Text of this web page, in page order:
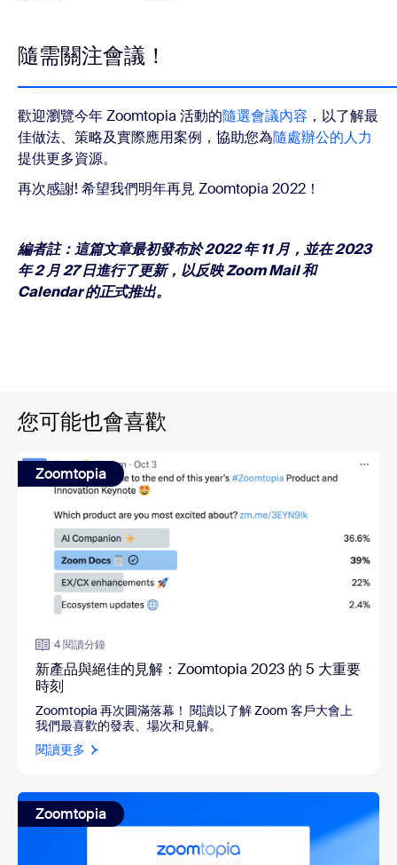
隨需關注會議！
歡迎瀏覽今年 Zoomtopia 活動的隨選會議內容 ，以了解最
佳做法、策略及實際應用案例，協助您為隨處辦公的人力
提供更多資源。
再次感謝! 希望我們明年再見 Zoomtopia 2022！
編者註：這篇文章最初發布於 2022 年 11 月，並在 2023
年 2 月 27 日進行了更新，以反映 Zoom Mail 和
Calendar 的正式推出。
您可能也會喜歡
Zoomtopia
4 閱讀分鐘
新產品與絕佳的見解：Zoomtopia 2023 的 5 大重要
時刻
Zoomtopia 再次圓滿落幕！ 閱讀以了解 Zoom 客戶大會上
我們最喜歡的發表、場次和見解。
閱讀更多
Zoomtopia